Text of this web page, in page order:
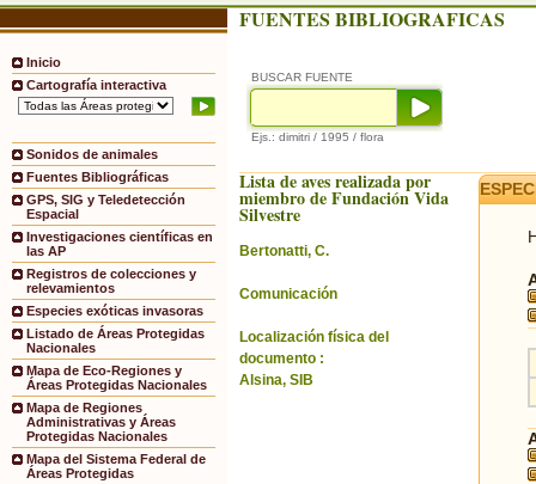
Inicio
Cartografía interactiva
Sonidos de animales
Fuentes Bibliográficas
GPS, SIG y Teledetección
Espacial
Investigaciones científicas en
las AP
Registros de colecciones y
relevamientos
Especies exóticas invasoras
Listado de Áreas Protegidas
Nacionales
Mapa de Eco-Regiones y
Áreas Protegidas Nacionales
Mapa de Regiones
Administrativas y Áreas
Protegidas Nacionales
Mapa del Sistema Federal de
Áreas Protegidas
FUENTES BIBLIOGRAFICAS
BUSCAR FUENTE
Ejs.: dimitri / 1995 / flora
Lista de aves realizada por
miembro de Fundación Vida
Silvestre
Bertonatti, C.
Comunicación
Localización física del
documento :
Alsina, SIB